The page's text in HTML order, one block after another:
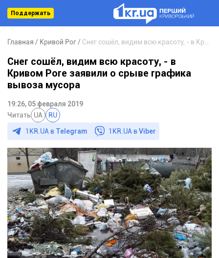
Поддержать
Главная Кривой Рог
Снег сошёл, видим всю красоту, - в
Кривом Роге заявили о срыве графика
вывоза мусора
19:26, 05 февраля 2019
Читать UA RU
1KR.UA в Telegram 1KR.UA вViber